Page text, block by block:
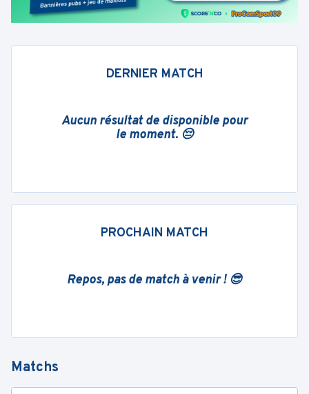
DERNIER MATCH
Aucun résultat de disponible pour
le moment. 😔
PROCHAIN MATCH
Repos, pas de match à venir ! 😎
Matchs